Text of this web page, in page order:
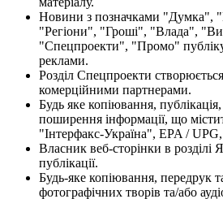
Новини з позначками "Думка",
"Регіони", "Гроші", "Влада",
"Спецпроекти", "Промо"
реклами.
Розділ Спецпроекти
комерційними партнерами.
Будь яке копіювання,
поширення інформації, що
"Інтерфакс-Україна", EPA /
Власник веб-сторінки в розділі
публікації.
Будь-яке копіювання, передрук
фотографічних творів та/або